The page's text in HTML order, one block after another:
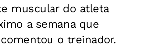
muscular do atleta
a semana que
o treinador.